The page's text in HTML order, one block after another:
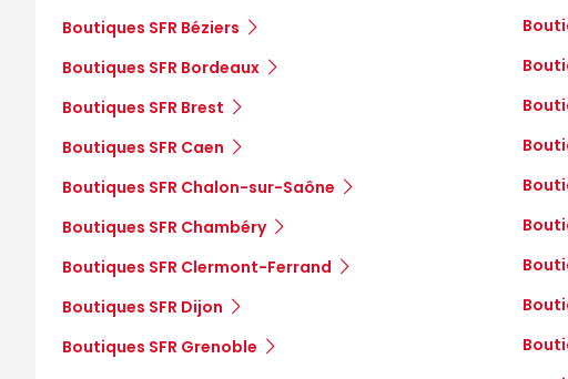
Boutiques SFR Béziers
Boutiques SFR Bordeaux
Boutiques SFR Brest
Boutiques SFR Caen
Boutiques SFR Chalon-sur-Saône
Boutiques SFR Chambéry
Boutiques SFR Clermont-Ferrand
Boutiques SFR Dijon
Boutiques SFR Grenoble